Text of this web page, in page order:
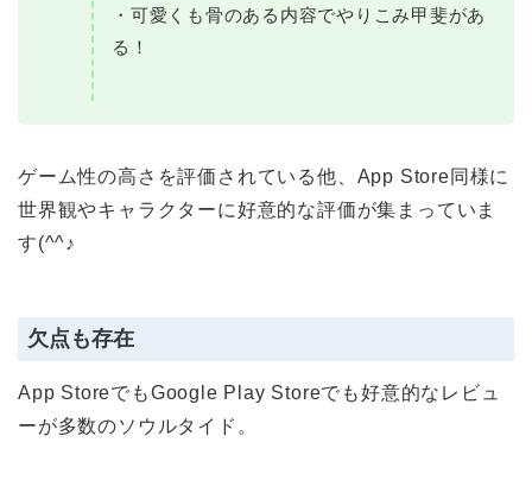
・可愛くも骨のある内容でやりこみ甲斐があ
る！
ゲーム性の高さを評価されている他、App Store同様に
世界観やキャラクターに好意的な評価が集まっていま
す(^^♪
欠点も存在
App StoreでもGoogle Play Storeでも好意的なレビュ
ーが多数のソウルタイド。